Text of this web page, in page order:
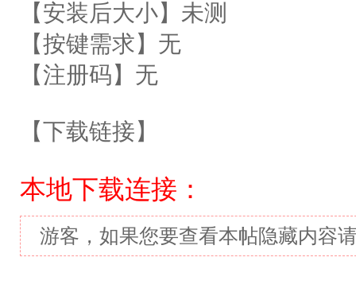
【安装后大小】未测
【按键需求】无
【注册码】无
【下载链接】
本地下载连接：
游客，如果您要查看本帖隐藏内容